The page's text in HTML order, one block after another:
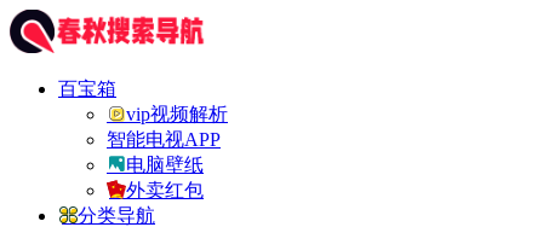
百宝箱
vip视频解析
智能电视APP
电脑壁纸
外卖红包
分类导航